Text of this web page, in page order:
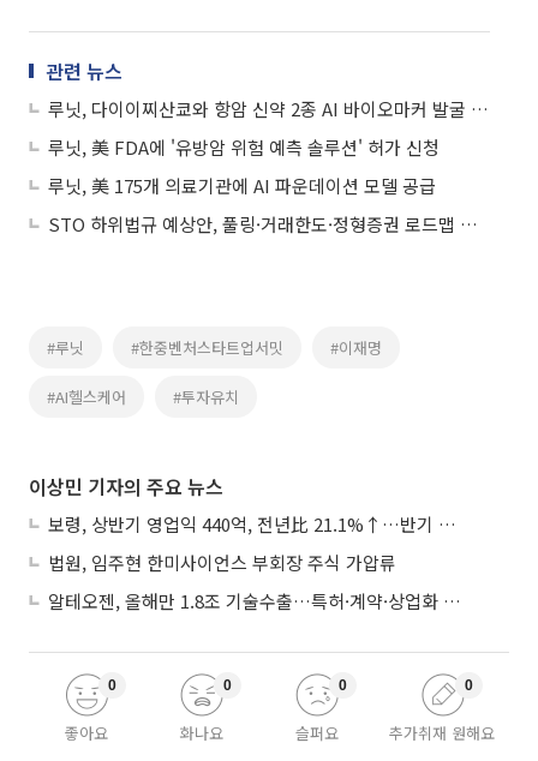
관련 뉴스
루닛, 다이이찌산쿄와 항암 신약 2종 AI 바이오마커 발굴 협업
루닛, 美 FDA에 '유방암 위험 예측 솔루션' 허가 신청
루닛, 美 175개 의료기관에 AI 파운데이션 모델 공급
STO 하위법규 예상안, 풀링·거래한도·정형증권 로드맵 제시
#루닛 #한중벤처스타트업서밋 #이재명
#AI헬스케어 #투자유치
이상민 기자의 주요 뉴스
보령, 상반기 영업익 440억, 전년比 21.1%↑…반기 역대 최대
법원, 임주현 한미사이언스 부회장 주식 가압류
알테오젠, 올해만 1.8조 기술수출…특허·계약·상업화 ‘삼박자’
좋아요
0
화나요
0
슬퍼요
0
추가취재 원해요
0